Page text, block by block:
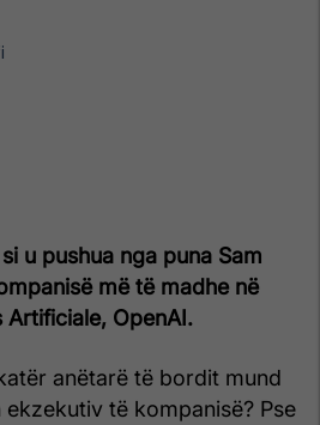
u pushua nga puna Sam
më të madhe në
Artificiale, OpenAI.
anëtarë të bordit mund
të kompanisë? Pse